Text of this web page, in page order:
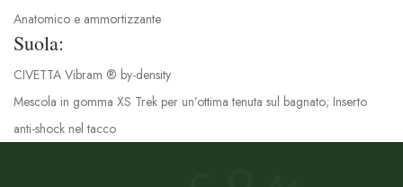
Anatomico e ammortizzante
Suola:
CIVETTA Vibram ® by-density
Mescola in gomma XS Trek per un’ottima tenuta sul bagnato; Inserto
anti-shock nel tacco